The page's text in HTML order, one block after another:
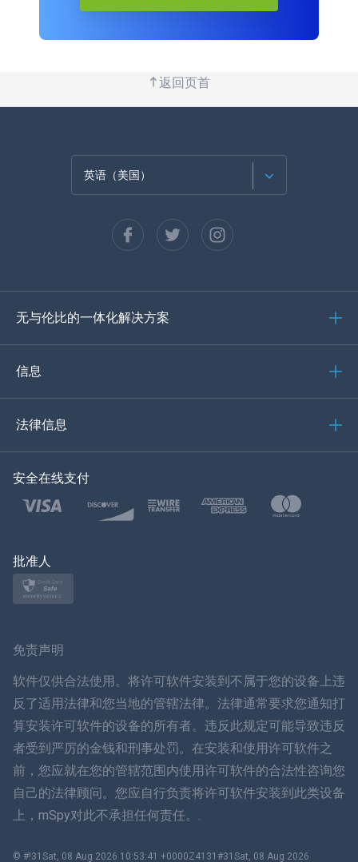
返回页首
英语（美国）
西班牙语
德语
土耳其语
波兰文
ภาษาไทย
简体中文
丹麦语
हिंदी
无与伦比的一体化解决方案
信息
法律信息
安全在线支付
批准人
免责声明
软件仅供合法使用。将许可软件安装到不属于您的设备上违
反了适用法律和您当地的管辖法律。法律通常要求您通知打
算安装许可软件的设备的所有者。违反此规定可能导致违反
者受到严厉的金钱和刑事处罚。在安装和使用许可软件之
前，您应就在您的管辖范围内使用许可软件的合法性咨询您
自己的法律顾问。您应自行负责将许可软件安装到此类设备
上，mSpy对此不承担任何责任。.
© #!31Sat, 08 Aug 2026 10:53:41 +0000Z4131#31Sat, 08 Aug 2026